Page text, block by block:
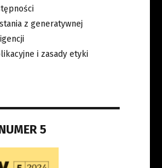
z generatywnej
i zasady etyki
5